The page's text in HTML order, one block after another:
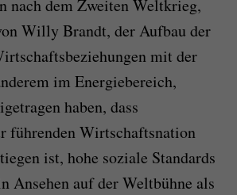
nach dem Zweiten Weltkrieg,
Willy Brandt, der Aufbau der
mit der
im Energiebereich,
haben, dass
führenden Wirtschaftsnation
ist, hohe soziale Standards
Ansehen auf der Weltbühne als